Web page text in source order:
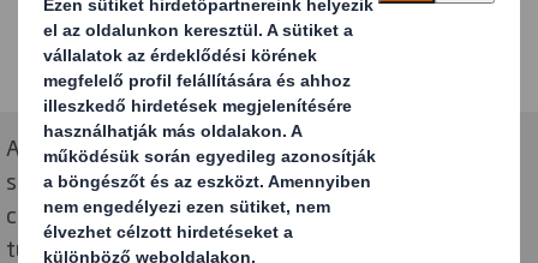
A DS Smith által Márkák Múzeuma számára készített
speciális postaláda mérethez igazodó "Brand Box"
célja, hogy eljuthasson azokhoz is, akik esetleg nem
tudják elhagyni otthonukat. A csomag számos nagy